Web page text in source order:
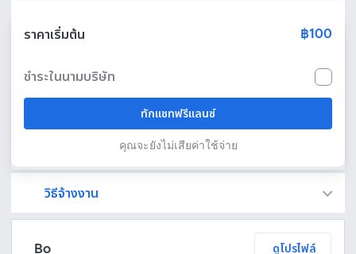
ราคาเริ่มต้น ฿100
ชำระในนามบริษัท
ทักแชทฟรีแลนซ์
คุณจะยังไม่เสียค่าใช้จ่าย
วิธีจ้างงาน
Bo ดูโปรไฟล์